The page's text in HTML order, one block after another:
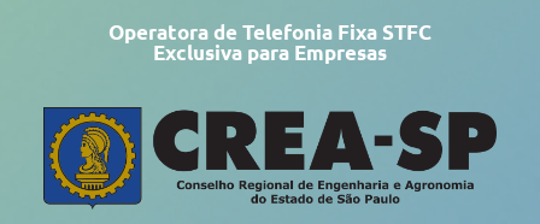
Operatora de Telefonia Fixa STFC
Exclusiva para Empresas